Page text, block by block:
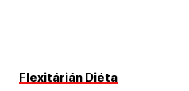
Flexitárián Diéta